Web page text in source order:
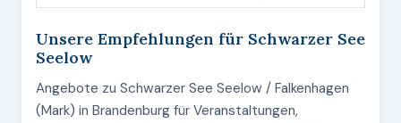
Unsere Empfehlungen für Schwarzer See
Seelow
Angebote zu Schwarzer See Seelow / Falkenhagen
(Mark) in Brandenburg für Veranstaltungen,